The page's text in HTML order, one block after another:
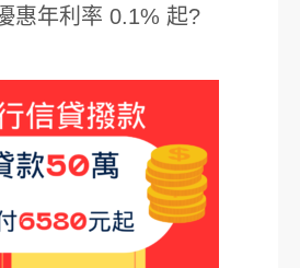
惠年利率 0.1% 起?